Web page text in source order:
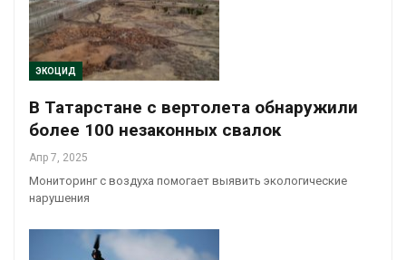
ЭКОЦИД
В Татарстане с вертолета обнаружили
более 100 незаконных свалок
Апр 7, 2025
Мониторинг с воздуха помогает выявить экологические
нарушения